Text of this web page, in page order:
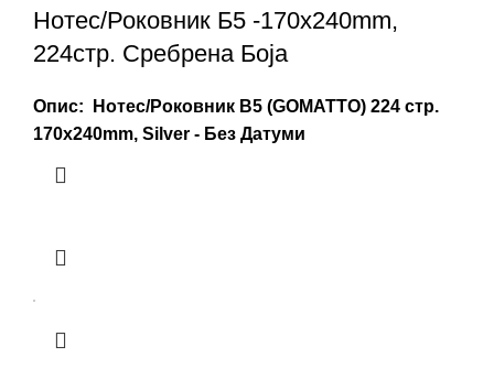
Нотес/Роковник Б5 -170x240mm,
224стр. Сребрена Боја
Опис: Нотес/Роковник B5 (GOMATTO) 224 стр.
170x240mm, Silver - Без Датуми